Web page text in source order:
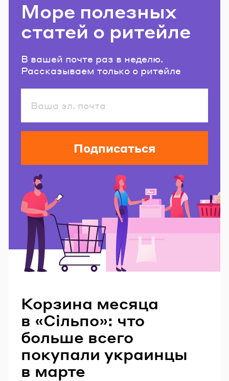
Море полезных
статей о ритейле
В вашей почте раз в неделю.
Рассказываем только о ритейле
Подписаться
Корзина месяца
в «Сільпо»: что
больше всего
покупали украинцы
в марте